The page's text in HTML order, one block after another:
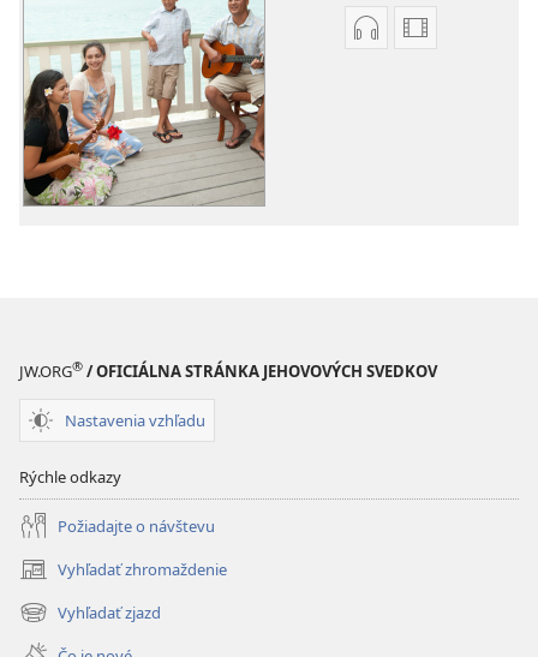
MožnostiMožnosti
JW.ORG® / OFICIÁLNA STRÁNKA JEHOVOVÝCH SVEDKOV
Nastavenia vzhľadu
Rýchle odkazy
Požiadajte o návštevu
Vyhľadať zhromaždenie
(otvorí
nové
okno)
Vyhľadať zjazd
(otvorí
nové